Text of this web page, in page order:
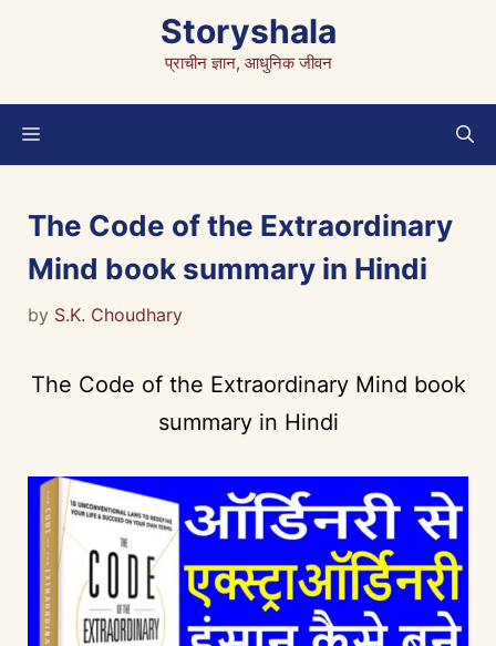
Storyshala
प्राचीन ज्ञान, आधुनिक जीवन
Menu
The Code of the Extraordinary
Mind book summary in Hindi
by S.K. Choudhary
The Code of the Extraordinary Mind book
summary in Hindi